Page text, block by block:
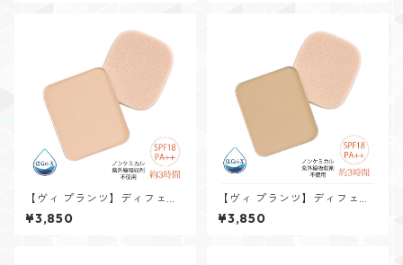
【ヴィ プランツ】ディフェン
サー用リフィル(パフ付)しっと
り ナチュラル
¥3,850
【ヴィ プランツ】ディフェン
サー用リフィル(パフ付)しっと
り ベージュ
¥3,850